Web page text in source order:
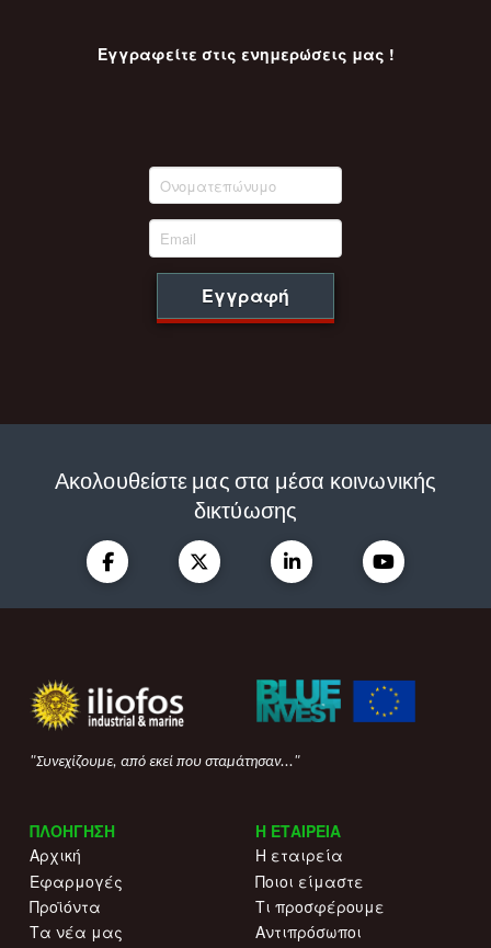
Εγγραφείτε στις ενημερώσεις μας !
Εγγραφή
Ακολουθείστε μας στα μέσα κοινωνικής
δικτύωσης
"Συνεχίζουμε, από εκεί που σταμάτησαν..."
ΠΛΟΗΓΗΣΗ
Αρχική
Εφαρμογές
Προϊόντα
Τα νέα μας
Η ΕΤΑΙΡΕΙΑ
Η εταιρεία
Ποιοι είμαστε
Τι προσφέρουμε
Αντιπρόσωποι